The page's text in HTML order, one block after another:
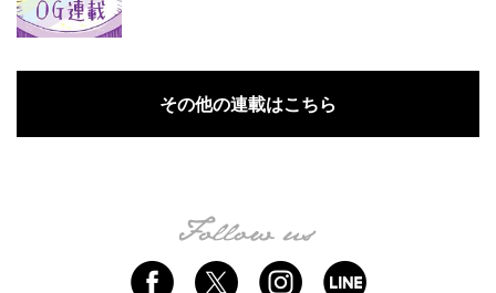
その他の連載はこちら